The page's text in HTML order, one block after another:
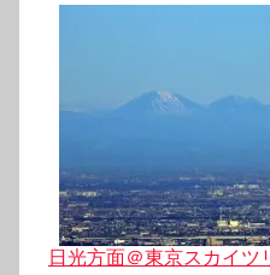
日光方面＠東京スカイツ